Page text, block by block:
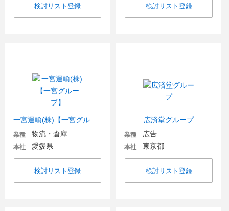
検討リスト登録 検討リスト登録
業種 物流・倉庫
本社 愛媛県
検討リスト登録
広済堂グループ
業種 広告
本社 東京都
検討リスト登録